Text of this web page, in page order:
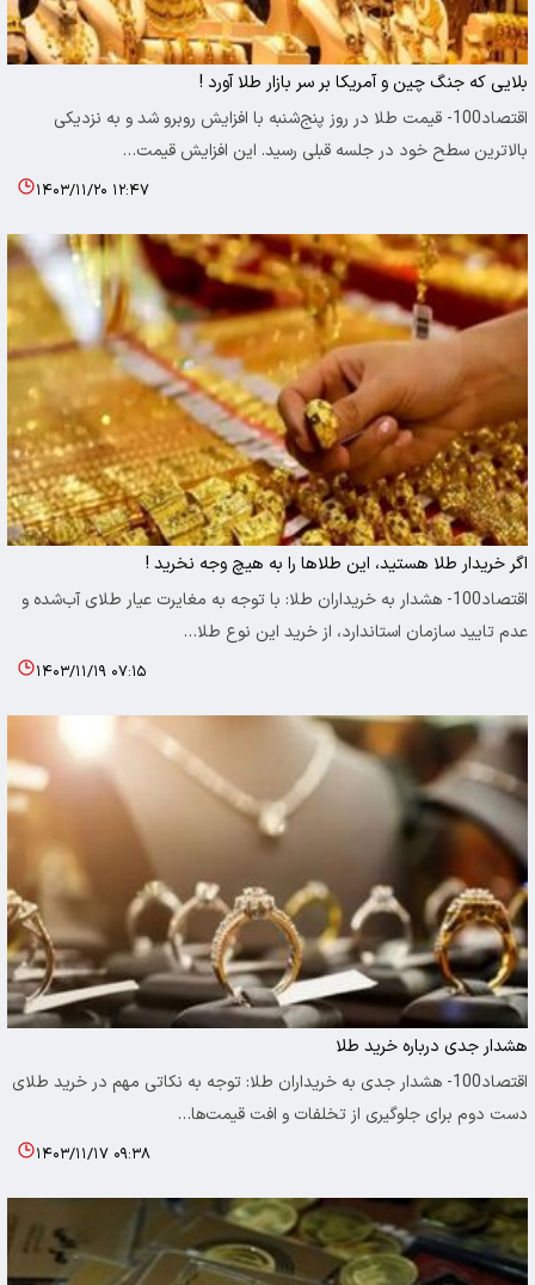
بلایی که جنگ چین و آمریکا بر سر بازار طلا آورد !
اقتصاد100- قیمت طلا در روز پنج‌شنبه با افزایش روبرو شد و به نزدیکی
بالاترین سطح خود در جلسه قبلی رسید. این افزایش قیمت…
۱۴۰۳/۱۱/۲۰ ۱۲:۴۷
اگر خریدار طلا هستید، این‌ طلاها را به هیچ وجه نخرید !
اقتصاد100- هشدار به خریداران طلا: با توجه به مغایرت عیار طلای آب‌شده و
عدم تایید سازمان استاندارد، از خرید این نوع طلا…
۱۴۰۳/۱۱/۱۹ ۰۷:۱۵
هشدار جدی درباره خرید طلا
اقتصاد100- هشدار جدی به خریداران طلا: توجه به نکاتی مهم در خرید طلای
دست دوم برای جلوگیری از تخلفات و افت قیمت‌ها…
۱۴۰۳/۱۱/۱۷ ۰۹:۳۸